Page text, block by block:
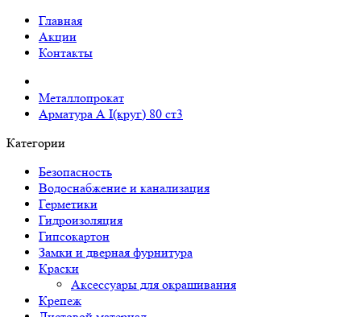
Главная
Акции
Контакты
Металлопрокат
Арматура А I(круг) 80 ст3
Категории
Безопасность
Водоснабжение и канализация
Герметики
Гидроизоляция
Гипсокартон
Замки и дверная фурнитура
Краски
Аксессуары для окрашивания
Крепеж